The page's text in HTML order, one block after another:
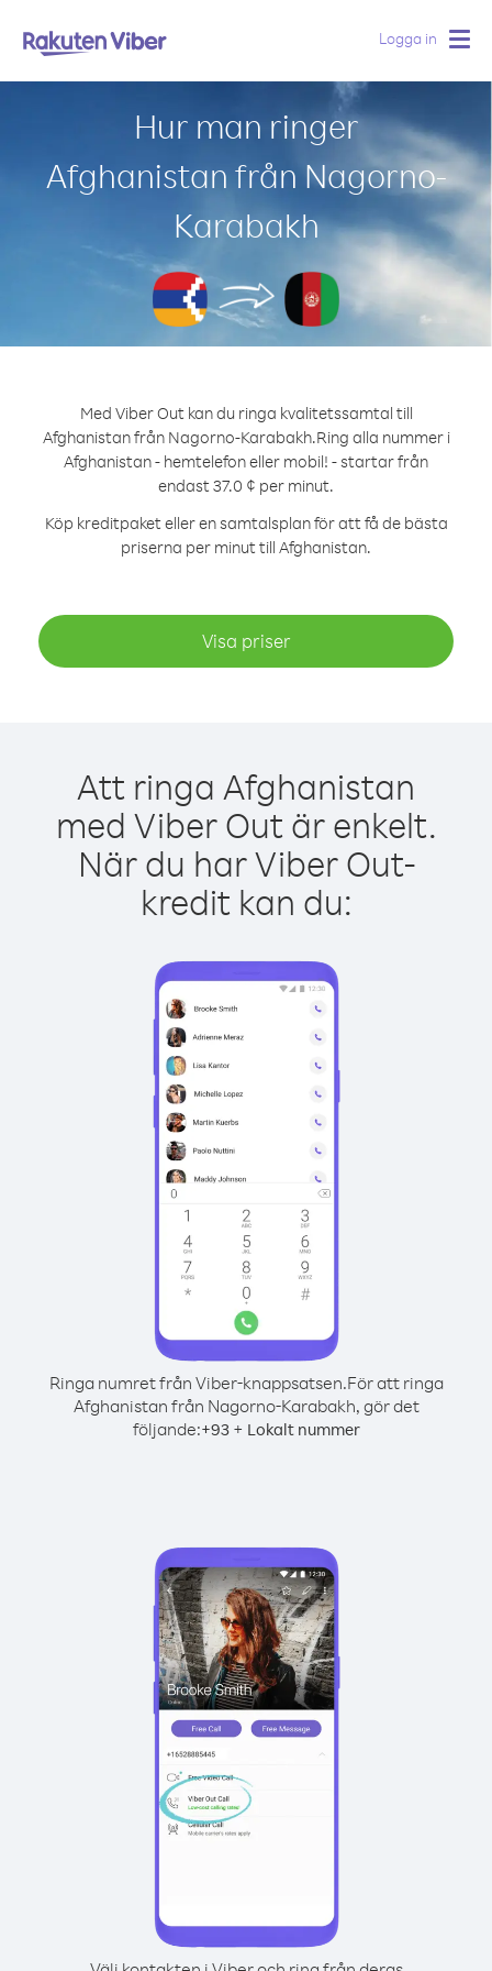
Logga in
Hur man ringer
Afghanistan från Nagorno-
Karabakh
Med Viber Out kan du ringa kvalitetssamtal till
Afghanistan från Nagorno-Karabakh.Ring alla nummer i
Afghanistan - hemtelefon eller mobil! - startar från
endast 37.0 ¢ per minut.
Köp kreditpaket eller en samtalsplan för att få de bästa
priserna per minut till Afghanistan.
Visa priser
Att ringa Afghanistan
med Viber Out är enkelt.
När du har Viber Out-
kredit kan du:
Ringa numret från Viber-knappsatsen.För att ringa
Afghanistan från Nagorno-Karabakh, gör det
följande:+93+ Lokalt nummer